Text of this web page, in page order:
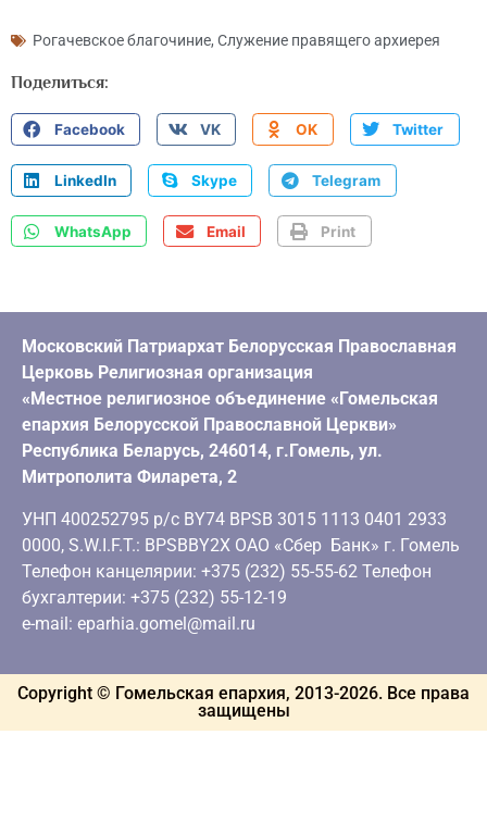
Рогачевское благочиние, Служение правящего архиерея
Поделиться:
Facebook VK OK Twitter
LinkedIn Skype Telegram
WhatsApp Email Print
Московский Патриархат Белорусская Православная
Церковь Религиозная организация
«Местное религиозное объединение «Гомельская
епархия Белорусской Православной Церкви»
Республика Беларусь, 246014, г.Гомель, ул.
Митрополита Филарета, 2
УНП 400252795 р/с BY74 BPSB 3015 1113 0401 2933
0000, S.W.I.F.T.: BPSBBY2X ОАО «Сбер Банк» г. Гомель
Телефон канцелярии: +375 (232) 55-55-62 Телефон
бухгалтерии: +375 (232) 55-12-19
e-mail: eparhia.gomel@mail.ru
Copyright © Гомельская епархия, 2013-2026. Все права
защищены